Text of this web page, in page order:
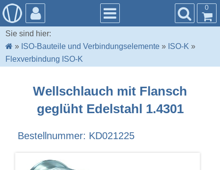
0
Sie sind hier:
» ISO-Bauteile und Verbindungselemente » ISO-K »
Flexverbindung ISO-K
Wellschlauch mit Flansch
geglüht Edelstahl 1.4301
Bestellnummer: KD021225